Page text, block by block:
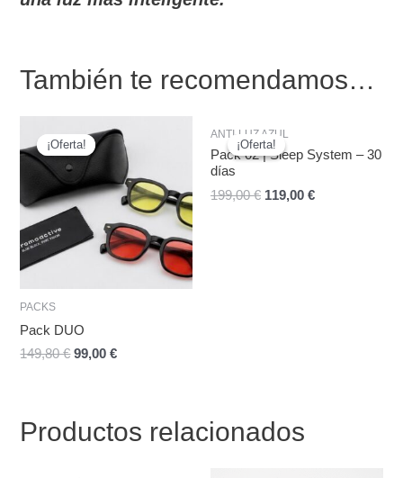
También te recomendamos…
¡Oferta!
¡Oferta!
PACKS
Pack DUO
149,80€
precio
original
era:
149,80 €.
99,00€
precio
actual
es:
99,00 €.
¡Oferta!
¡Oferta!
ANTI-LUZ AZUL
Pack 02 | Sleep System – 30
días
199,00€
precio
original
119,00 €
actual
Productos relacionados